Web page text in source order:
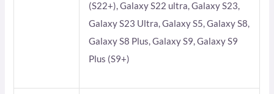
(S22+), Galaxy S22 ultra, Galaxy S23,
Galaxy S23 Ultra, Galaxy S5, Galaxy S8,
Galaxy S8 Plus, Galaxy S9, Galaxy S9
Plus (S9+)